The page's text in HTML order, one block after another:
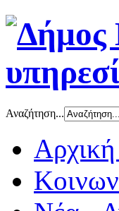
Αναζήτηση...